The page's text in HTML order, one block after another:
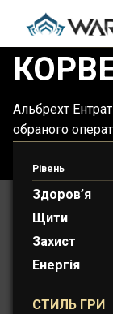
Альбрехт
обраного
завдяки
Рівень
Здоров’я
Щити
Захист
Енергія
СТИЛЬ ГРИ